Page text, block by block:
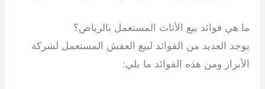
ما هي فوائد بيع الأثاث المستعمل بالرياض؟
يوجد العديد من الفوائد لبيع العفش المستعمل لشركة
الأبرار ومن هذه الفوائد ما يلي: